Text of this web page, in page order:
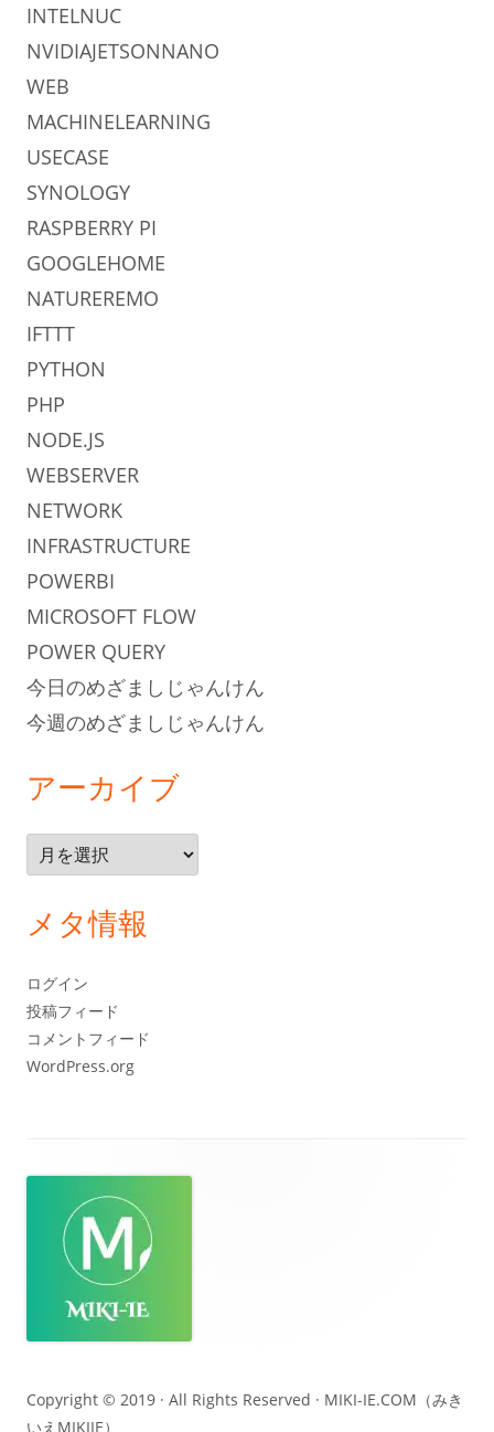
INTELNUC
NVIDIAJETSONNANO
WEB
MACHINELEARNING
USECASE
SYNOLOGY
RASPBERRY PI
GOOGLEHOME
NATUREREMO
IFTTT
PYTHON
PHP
NODE.JS
WEBSERVER
NETWORK
INFRASTRUCTURE
POWERBI
MICROSOFT FLOW
POWER QUERY
今日のめざましじゃんけん
今週のめざましじゃんけん
アーカイブ
ー
イ
メタ情報
ログイン
投稿フィード
コメントフィード
WordPress.org
テ
Copyright © 2019 · All Rights Reserved · MIKI-IE.COM（みき
いえMIKIIE）